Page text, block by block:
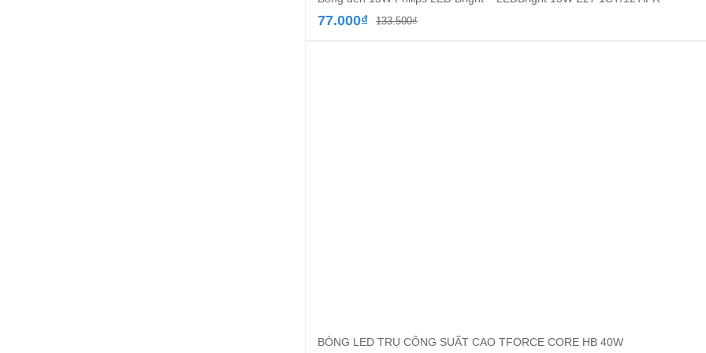
133.500₫Giá
77.000₫
Giá
BÓNG LED TRỤ CÔNG SUẤT CAO TFORCE CORE HB 40W